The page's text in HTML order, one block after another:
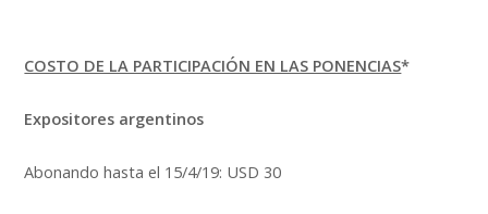
COSTO DE LA PARTICIPACIÓN EN LAS PONENCIAS*
Expositores argentinos
Abonando hasta el 15/4/19: USD 30